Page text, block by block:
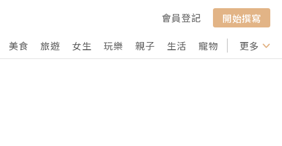
會員登記
開始撰寫
美食 旅遊 女生 玩樂 親子 生活 寵物 行山 打卡
更多